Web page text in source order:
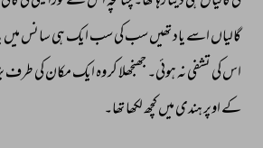
گالیاں اسے یاد تھیں سب کی سب ایک ہی سانس میں
اس کی تشفی نہ ہوئی۔ جھنجھلا کر وہ ایک مکان کی طرف
کے اوپر ہندی میں کچھ لکھا تھا۔